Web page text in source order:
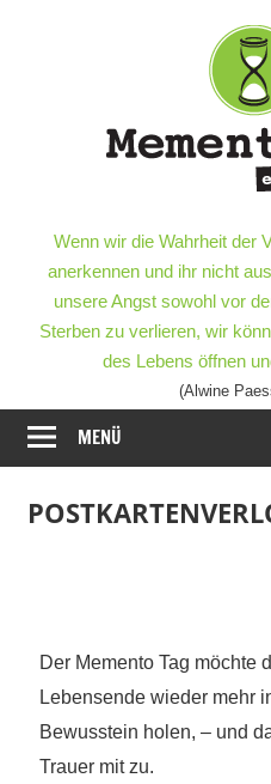
end-
lich
leben
Wenn wir die Wahrheit der
anerkennen und ihr nicht
unsere Angst sowohl vor
Sterben zu verlieren, wir
des Lebens öffnen
(Alwine
MENÜ
Der Memento Tag möchte
Lebensende wieder mehr
Bewusstein holen, – und
Trauer mit zu.